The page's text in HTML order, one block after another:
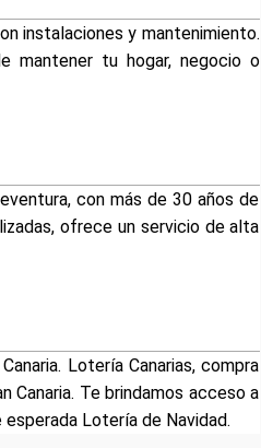
instalaciones y mantenimiento.
mantener tu hogar, negocio o
con más de 30 años de
ofrece un servicio de alta
Lotería Canarias, compra
Canaria. Te brindamos acceso a
Lotería de Navidad.